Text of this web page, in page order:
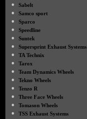
●
Sabelt
●
Samco sport
●
Sparco
●
Speedline
●
Suntek
●
Supersprint Exhaust Systems
●
TA Technix
●
Tarox
●
Team Dynamics Wheels
●
Tekno Wheels
●
Tenzo R
●
Three Face Wheels
●
Tomason Wheels
●
TSS Exhaust Systems